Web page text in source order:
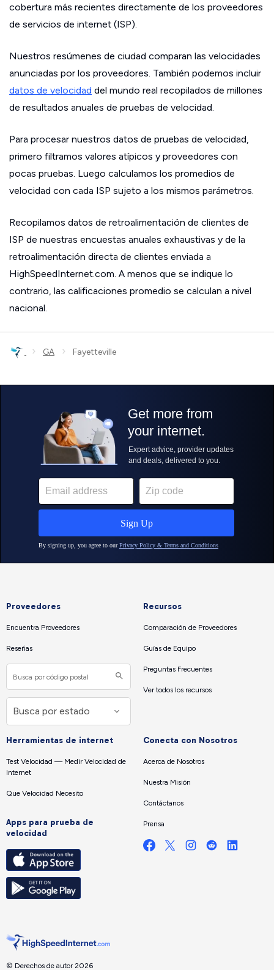
cobertura más recientes directamente de los proveedores
de servicios de internet (ISP).
Nuestros resúmenes de ciudad comparan las velocidades
anunciadas por los proveedores. También podemos incluir
datos de velocidad del mundo real recopilados de millones
de resultados anuales de pruebas de velocidad.
Para procesar nuestros datos de pruebas de velocidad,
primero filtramos valores atípicos y proveedores con
pocas pruebas. Luego calculamos los promedios de
velocidad con cada ISP sujeto a los mismos parámetros.
Recopilamos datos de retroalimentación de clientes de
ISP de nuestras encuestas anuales exhaustivas y de la
retroalimentación directa de clientes enviada a
HighSpeedInternet.com. A menos que se indique lo
contrario, las calificaciones promedio se calculan a nivel
nacional.
› GA › Fayetteville
Proveedores
Encuentra Proveedores
Reseñas
Recursos
Comparación de Proveedores
Guías de Equipo
Preguntas Frecuentes
Ver todos los recursos
Herramientas de internet
Test Velocidad — Medir Velocidad de
Internet
Que Velocidad Necesito
Apps para prueba de
velocidad
Conecta con Nosotros
Acerca de Nosotros
Nuestra Misión
Contáctanos
Prensa
© Derechos de autor 2026